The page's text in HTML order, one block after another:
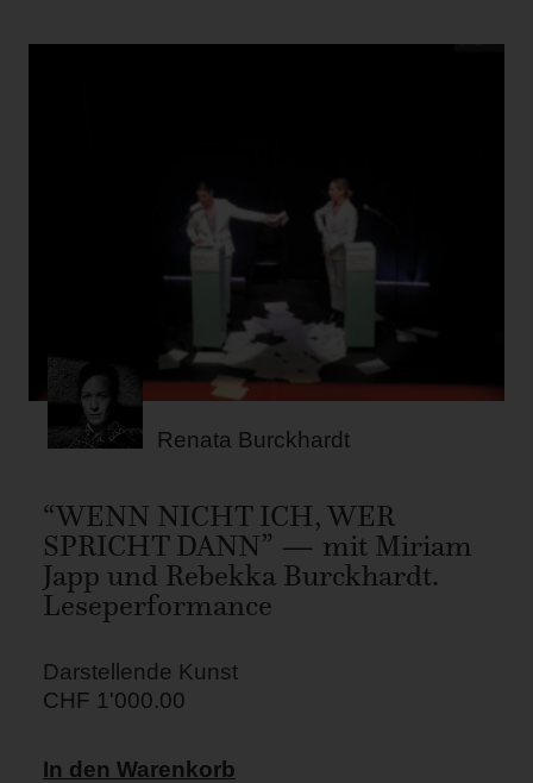
Renata Burckhardt
“WENN NICHT ICH, WER
SPRICHT DANN” — mit Miriam
Japp und Rebekka Burckhardt.
Leseperformance
Darstellende Kunst
CHF 1'000.00
In den Warenkorb